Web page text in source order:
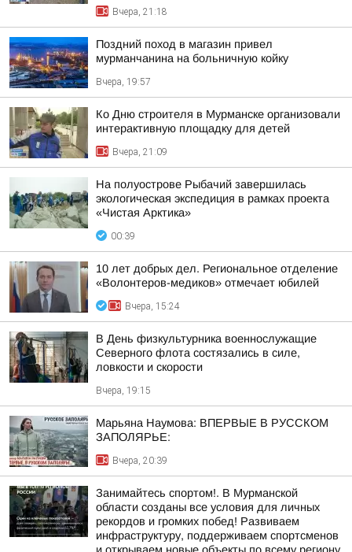
Вчера, 21:18
Поздний поход в магазин привел
мурманчанина на больничную койку
Вчера, 19:57
Ко Дню строителя в Мурманске организовали
интерактивную площадку для детей
Вчера, 21:09
На полуострове Рыбачий завершилась
экологическая экспедиция в рамках проекта
«Чистая Арктика»
00:39
10 лет добрых дел. Региональное отделение
«Волонтеров-медиков» отмечает юбилей
Вчера, 15:24
В День физкультурника военнослужащие
Северного флота состязались в силе,
ловкости и скорости
Вчера, 19:15
Марьяна Наумова: ВПЕРВЫЕ В РУССКОМ
ЗАПОЛЯРЬЕ:
Вчера, 20:39
Занимайтесь спортом!. В Мурманской
области созданы все условия для личных
рекордов и громких побед! Развиваем
инфраструктуру, поддерживаем спортсменов